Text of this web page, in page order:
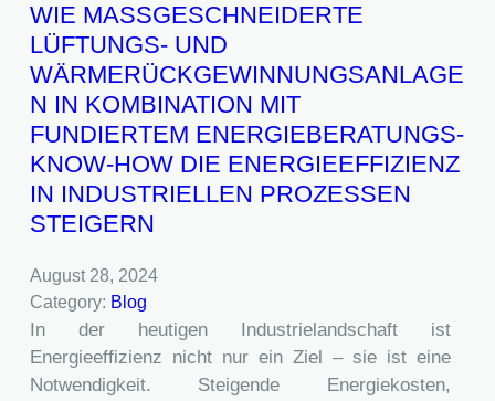
WIE MASSGESCHNEIDERTE
LÜFTUNGS- UND
WÄRMERÜCKGEWINNUNGSANLAGE
N IN KOMBINATION MIT
FUNDIERTEM ENERGIEBERATUNGS-
KNOW-HOW DIE ENERGIEEFFIZIENZ
IN INDUSTRIELLEN PROZESSEN
STEIGERN
August 28, 2024
Category: Blog
In der heutigen Industrielandschaft ist
Energieeffizienz nicht nur ein Ziel – sie ist eine
Notwendigkeit. Steigende Energiekosten,